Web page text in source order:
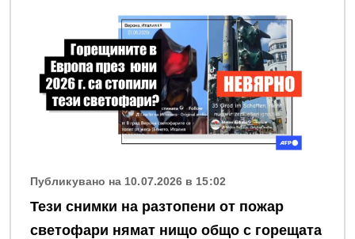
Публикувано на 10.07.2026 в 15:02
Тези снимки на разтопени от пожар
светофари нямат нищо общо с горещата